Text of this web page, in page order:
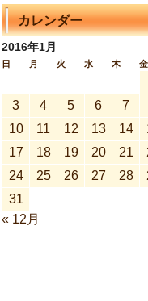
カレンダー
2016年1月
日 月 火 水 木 金
« 12月
3
4 5 6 7
10
11 12 13 14
17
18 19 20 21
24
25 26 27 28
31